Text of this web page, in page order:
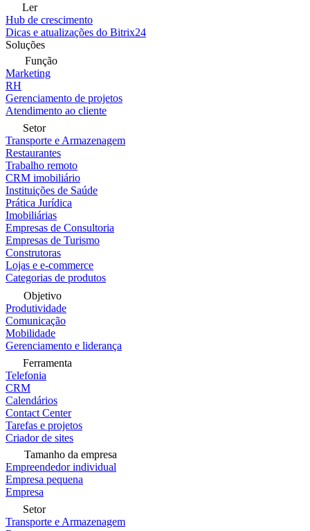
Ler
Hub de crescimento
Dicas e atualizações do Bitrix24
Soluções
Função
Marketing
RH
Gerenciamento de projetos
Atendimento ao cliente
Setor
Transporte e Armazenagem
Restaurantes
Trabalho remoto
CRM imobiliário
Instituições de Saúde
Prática Jurídica
Imobiliárias
Empresas de Consultoria
Empresas de Turismo
Construtoras
Lojas e e-commerce
Categorias de produtos
Objetivo
Produtividade
Comunicação
Mobilidade
Gerenciamento e liderança
Ferramenta
Telefonia
CRM
Calendários
Contact Center
Tarefas e projetos
Criador de sites
Tamanho da empresa
Empreendedor individual
Empresa pequena
Empresa
Setor
Transporte e Armazenagem